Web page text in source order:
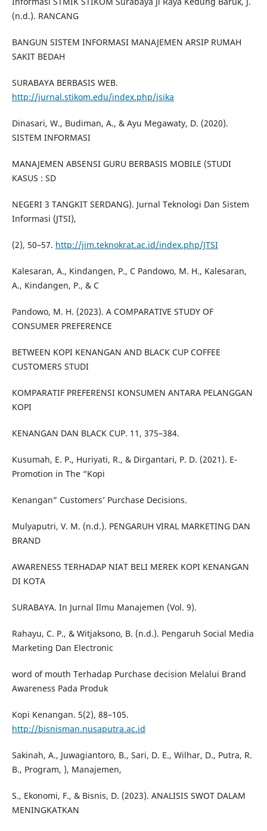
(n.d.). RANCANG
BANGUN SISTEM INFORMASI MANAJEMEN ARSIP RUMAH
SAKIT BEDAH
SURABAYA BERBASIS WEB.
http://jurnal.stikom.edu/index.php/jsika
Dinasari, W., Budiman, A., & Ayu Megawaty, D. (2020).
SISTEM INFORMASI
MANAJEMEN ABSENSI GURU BERBASIS MOBILE (STUDI
KASUS : SD
NEGERI 3 TANGKIT SERDANG). Jurnal Teknologi Dan Sistem
Informasi (JTSI),
(2), 50–57. http://jim.teknokrat.ac.id/index.php/JTSI
Kalesaran, A., Kindangen, P., C Pandowo, M. H., Kalesaran,
A., Kindangen, P., & C
Pandowo, M. H. (2023). A COMPARATIVE STUDY OF
CONSUMER PREFERENCE
BETWEEN KOPI KENANGAN AND BLACK CUP COFFEE
CUSTOMERS STUDI
KOMPARATIF PREFERENSI KONSUMEN ANTARA PELANGGAN
KOPI
KENANGAN DAN BLACK CUP. 11, 375–384.
Kusumah, E. P., Huriyati, R., & Dirgantari, P. D. (2021). E-
Promotion in The “Kopi
Kenangan” Customers’ Purchase Decisions.
Mulyaputri, V. M. (n.d.). PENGARUH VIRAL MARKETING DAN
BRAND
AWARENESS TERHADAP NIAT BELI MEREK KOPI KENANGAN
DI KOTA
SURABAYA. In Jurnal Ilmu Manajemen (Vol. 9).
Rahayu, C. P., & Witjaksono, B. (n.d.). Pengaruh Social Media
Marketing Dan Electronic
word of mouth Terhadap Purchase decision Melalui Brand
Awareness Pada Produk
Kopi Kenangan. 5(2), 88–105.
http://bisnisman.nusaputra.ac.id
Sakinah, A., Juwagiantoro, B., Sari, D. E., Wilhar, D., Putra, R.
B., Program, ), Manajemen,
S., Ekonomi, F., & Bisnis, D. (2023). ANALISIS SWOT DALAM
MENINGKATKAN